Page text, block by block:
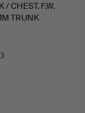
/ CHEST. F.W.
TRUNK
DE…